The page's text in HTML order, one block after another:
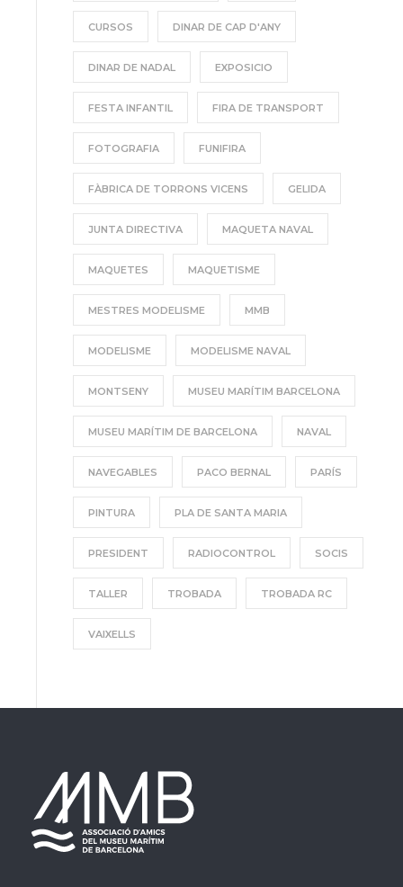
CURSOS DINAR DE CAP D'ANY
DINAR DE NADAL EXPOSICIO
FESTA INFANTIL FIRA DE TRANSPORT
FOTOGRAFIA FUNIFIRA
FÀBRICA DE TORRONS VICENS GELIDA
JUNTA DIRECTIVA MAQUETA NAVAL
MAQUETES MAQUETISME
MESTRES MODELISME MMB
MODELISME MODELISME NAVAL
MONTSENY MUSEU MARÍTIM BARCELONA
MUSEU MARÍTIM DE BARCELONA NAVAL
NAVEGABLES PACO BERNAL PARÍS
PINTURA PLA DE SANTA MARIA
PRESIDENT RADIOCONTROL SOCIS
TALLER TROBADA TROBADA RC
VAIXELLS